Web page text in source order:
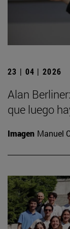
23 | 04 | 2026
Alan
que luego
Imagen Manuel